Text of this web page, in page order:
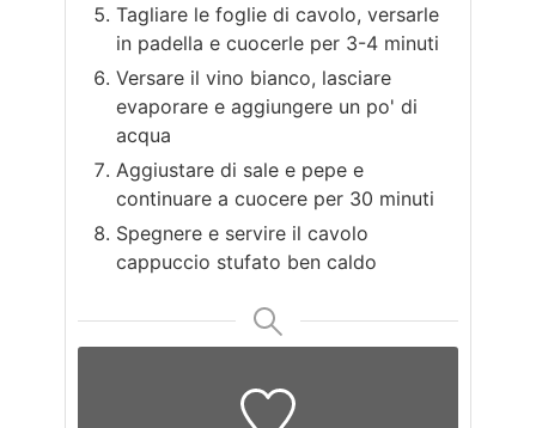
Tagliare le foglie di cavolo, versarle
in padella e cuocerle per 3-4 minuti
Versare il vino bianco, lasciare
evaporare e aggiungere un po' di
acqua
Aggiustare di sale e pepe e
continuare a cuocere per 30 minuti
Spegnere e servire il cavolo
cappuccio stufato ben caldo